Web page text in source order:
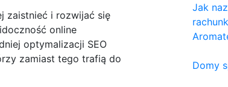
zaistnieć i rozwijać się
online
optymalizacji SEO
zamiast tego trafią do
Jak
Domy